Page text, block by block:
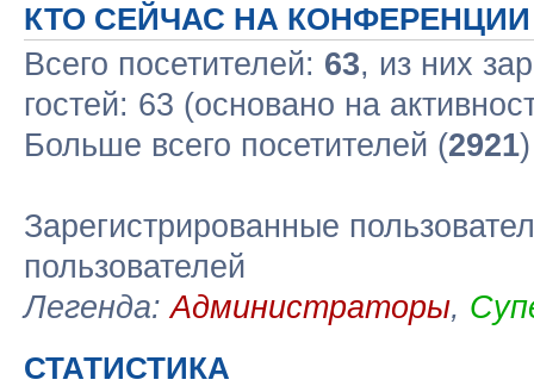
КТО СЕЙЧАС НА КОНФЕРЕНЦИИ
Всего посетителей: 63, из них
гостей: 63 (основано на
Больше всего посетителей (2921
Зарегистрированные
пользователей
Легенда:Администраторы,
СТАТИСТИКА